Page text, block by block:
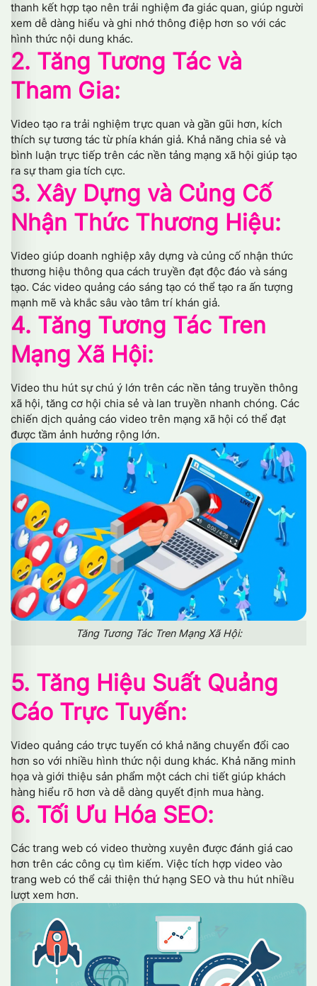
thanh kết hợp tạo nên trải nghiệm đa giác quan, giúp người
xem dễ dàng hiểu và ghi nhớ thông điệp hơn so với các
hình thức nội dung khác.
2. Tăng Tương Tác và
Tham Gia:
Video tạo ra trải nghiệm trực quan và gần gũi hơn, kích
thích sự tương tác từ phía khán giả. Khả năng chia sẻ và
bình luận trực tiếp trên các nền tảng mạng xã hội giúp tạo
ra sự tham gia tích cực.
3. Xây Dựng và Củng Cố
Nhận Thức Thương Hiệu:
Video giúp doanh nghiệp xây dựng và củng cố nhận thức
thương hiệu thông qua cách truyền đạt độc đáo và sáng
tạo. Các video quảng cáo sáng tạo có thể tạo ra ấn tượng
mạnh mẽ và khắc sâu vào tâm trí khán giả.
4. Tăng Tương Tác Tren
Mạng Xã Hội:
Video thu hút sự chú ý lớn trên các nền tảng truyền thông
xã hội, tăng cơ hội chia sẻ và lan truyền nhanh chóng. Các
chiến dịch quảng cáo video trên mạng xã hội có thể đạt
được tầm ảnh hưởng rộng lớn.
Tăng Tương Tác Tren Mạng Xã Hội:
5. Tăng Hiệu Suất Quảng
Cáo Trực Tuyến:
Video quảng cáo trực tuyến có khả năng chuyển đổi cao
hơn so với nhiều hình thức nội dung khác. Khả năng minh
họa và giới thiệu sản phẩm một cách chi tiết giúp khách
hàng hiểu rõ hơn và dễ dàng quyết định mua hàng.
6. Tối Ưu Hóa SEO:
Các trang web có video thường xuyên được đánh giá cao
hơn trên các công cụ tìm kiếm. Việc tích hợp video vào
trang web có thể cải thiện thứ hạng SEO và thu hút nhiều
lượt xem hơn.